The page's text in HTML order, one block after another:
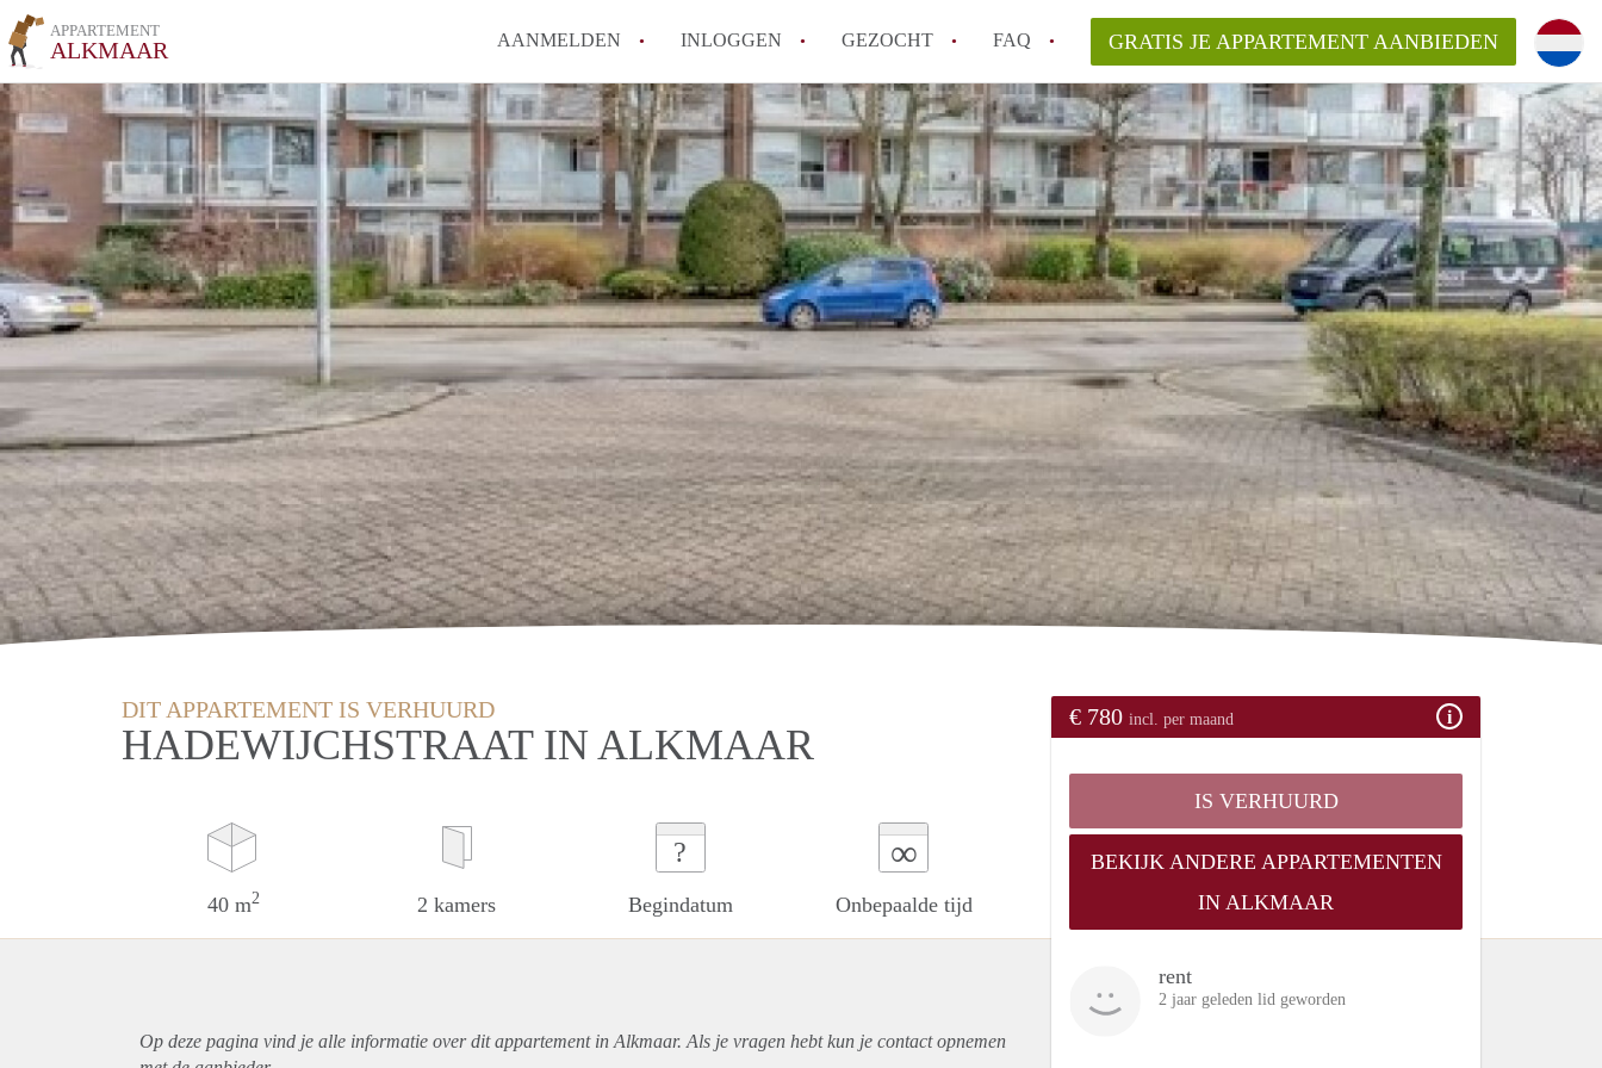
APPARTEMENT
ALKMAAR AANMELDEN INLOGGEN GEZOCHT FAQ
Tips: om in Alkmaar een appartement te vinden!
How to translate AppartementAlkmaar!
Wat is AppartementAlkmaar?
Wat is de privacyverklaring van AppartementAlkmaar?
Berekent AppartementAlkmaar
makelaarsvergoeding/bemiddelingsvergoeding?
GRATIS JE APPARTEMENT AANBIEDEN
DIT APPARTEMENT IS VERHUURD
HADEWIJCHSTRAAT IN ALKMAAR
40 m2 2 kamers
?
Begindatum
∞
Onbepaalde tijd
€ 780 incl. per maand
IS VERHUURD
BEKIJK ANDERE APPARTEMENTEN
IN ALKMAAR
rent
2 jaar geleden lid geworden
Op deze pagina vind je alle informatie over ditappartementin Alkmaar. Als je vragen hebt kun je contact opnemen